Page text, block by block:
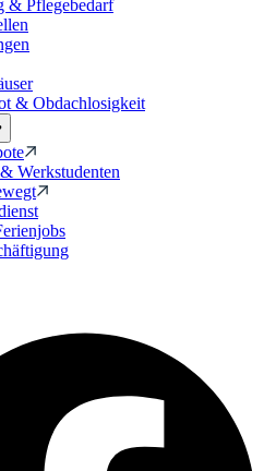
& Pflegebedarf
& Obdachlosigkeit
Werkstudenten